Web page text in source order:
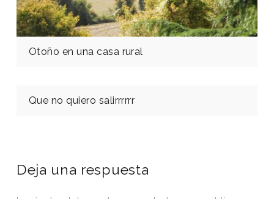
Otoño en una casa rural
Que no quiero salirrrrrr
Deja una respuesta